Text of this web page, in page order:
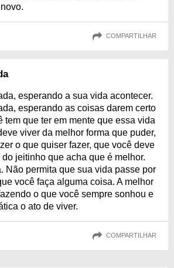
COMPARTILHAR
esperando a sua vida acontecer.
esperando as coisas darem certo
tem que ter em mente que essa vida
viver da melhor forma que puder,
o que quiser fazer, que você deve
jeitinho que acha que é melhor.
Não permita que sua vida passe por
você faça alguma coisa. A melhor
o que você sempre sonhou e
o ato de viver.
COMPARTILHAR